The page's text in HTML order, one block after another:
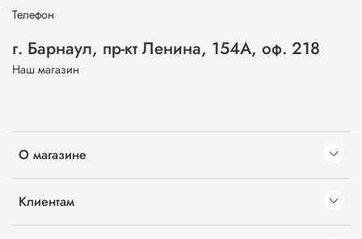
О магазине
Клиентам
Телефон
г. Барнаул, пр-кт Ленина, 154А, оф. 218
Наш магазин